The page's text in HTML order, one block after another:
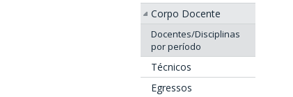
Corpo Docente
Docentes/Disciplinas
por período
Técnicos
Egressos